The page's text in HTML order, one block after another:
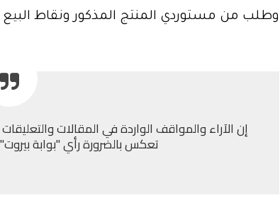
وطلب من مستوردي المنتج المذكور ونقاط
إن الآراء والمواقف الواردة في المقالات
تعكس بالضرورة رأي "بوابة بيروت"